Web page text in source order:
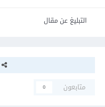
التبليغ عن مقال
متابعون
0